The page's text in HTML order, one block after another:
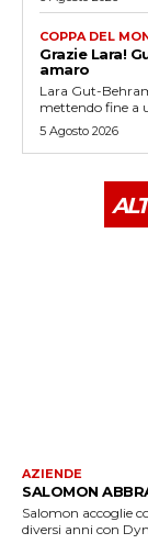
COPPA DEL
Grazie Lara!
amaro
Lara Gut-
mettendo fine a
5 Agosto 2026
AZIENDE
SALOMON
Salomon accoglie
diversi anni con